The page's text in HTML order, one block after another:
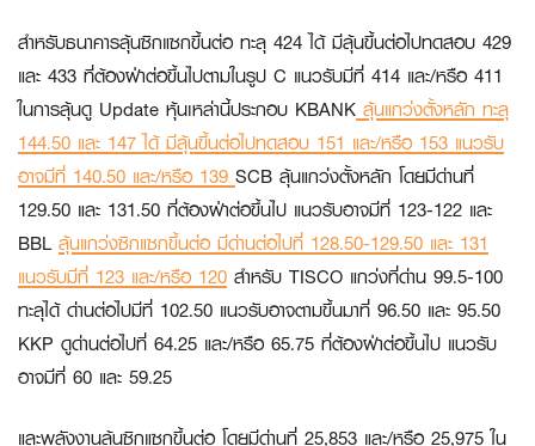
สำหรับธนาคารลุ้นซิกแซกขึ้นต่อ ทะลุ 424 ได้ มีลุ้นขึ้นต่อไปทดสอบ 429
และ 433 ที่ต้องฝ่าต่อขึ้นไปตามในรูป C แนวรับมีที่ 414 และ/หรือ 411
ในการลุ้นดู Update หุ้นเหล่านี้ประกอบ KBANK ลุ้นแกว่งตั้งหลัก ทะลุ
144.50 และ 147 ได้ มีลุ้นขึ้นต่อไปทดสอบ 151 และ/หรือ 153 แนวรับ
อาจมีที่ 140.50 และ/หรือ 139 SCB ลุ้นแกว่งตั้งหลัก โดยมีด่านที่
129.50 และ 131.50 ที่ต้องฝ่าต่อขึ้นไป แนวรับอาจมีที่ 123-122 และ
BBL ลุ้นแกว่งซิกแซกขึ้นต่อ มีด่านต่อไปที่ 128.50-129.50 และ 131
แนวรับมีที่ 123 และ/หรือ 120 สำหรับ TISCO แกว่งที่ด่าน 99.5-100
ทะลุได้ ด่านต่อไปมีที่ 102.50 แนวรับอาจตามขึ้นมาที่ 96.50 และ 95.50
KKP ดูด่านต่อไปที่ 64.25 และ/หรือ 65.75 ที่ต้องฝ่าต่อขึ้นไป แนวรับ
อาจมีที่ 60 และ 59.25
และพลังงานลุ้นซิกแซกขึ้นต่อ โดยมีด่านที่ 25,853 และ/หรือ 25,975 ใน